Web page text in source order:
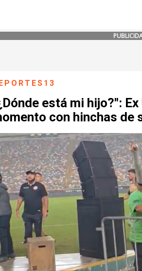
está mi hijo?":
con hinchas de